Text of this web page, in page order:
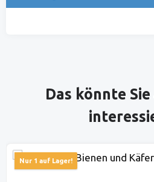
Produktgalerie überspringen
Das könnte
Nur 1 auf Lager!